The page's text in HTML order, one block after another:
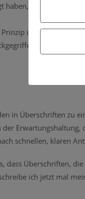
dass es sie
und es gibt
in Überschriften zu
schnellen, klaren
dass Überschriften,
ich jetzt mal